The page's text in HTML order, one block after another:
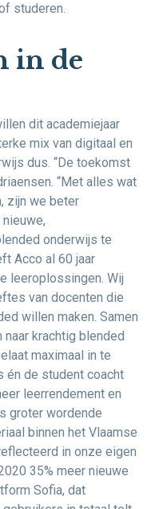
studeren.
in de
dit academiejaar
mix van digitaal en
dus. “De toekomst
“Met alles wat
zijn we beter
onderwijs te
Acco al 60 jaar
leeroplossingen. Wij
van docenten die
willen maken. Samen
krachtig blended
maximaal in te
én de student coacht
leerrendement en
groter wordende
binnen het Vlaamse
in onze eigen
35% meer nieuwe
Sofia, dat